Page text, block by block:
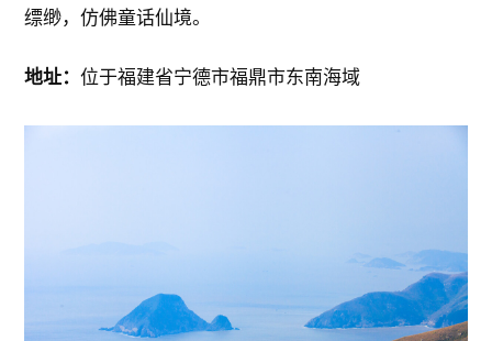
缥缈，仿佛童话仙境。
地址：位于福建省宁德市福鼎市东南海域